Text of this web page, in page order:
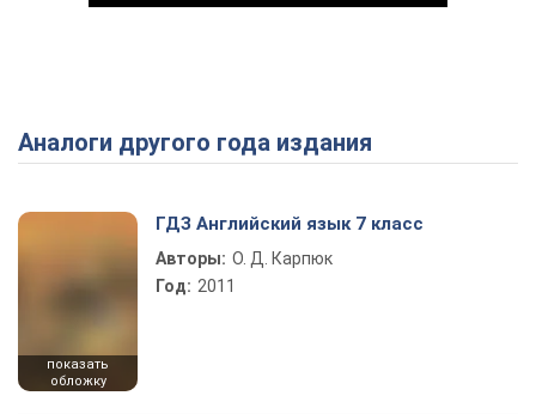
Play Video
Аналоги другого года издания
показать
обложку
ГДЗ Английский язык 7 класс
Авторы: О. Д. Карпюк
Год: 2011